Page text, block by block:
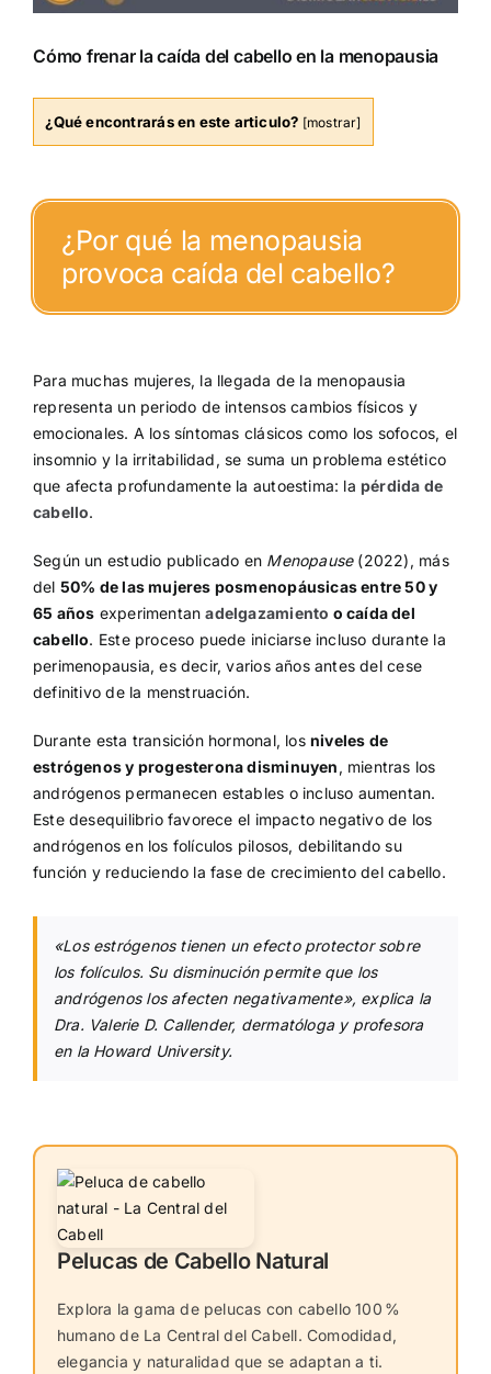
Cómo frenar la caída del cabello en la menopausia
¿Qué encontrarás en este articulo? [mostrar]
¿Por qué la menopausia
provoca caída del cabello?
Para muchas mujeres, la llegada de la menopausia
representa un periodo de intensos cambios físicos y
emocionales. A los síntomas clásicos como los sofocos, el
insomnio y la irritabilidad, se suma un problema estético
que afecta profundamente la autoestima: lapérdida de
cabello.
Según un estudio publicado en Menopause(2022), más
del 50% de las mujeres posmenopáusicas entre 50 y
65 años experimentanadelgazamiento o caída del
cabello. Este proceso puede iniciarse incluso durante la
perimenopausia, es decir, varios años antes del cese
definitivo de la menstruación.
Durante esta transición hormonal, los niveles de
estrógenos y progesterona disminuyen , mientras los
andrógenos permanecen estables o incluso aumentan.
Este desequilibrio favorece el impacto negativo de los
andrógenos en los folículos pilosos, debilitando su
función y reduciendo la fase de crecimiento del cabello.
«Los estrógenos tienen un efecto protector sobre
los folículos. Su disminución permite que los
andrógenos los afecten negativamente», explica la
Dra. Valerie D. Callender, dermatóloga y profesora
en la Howard University.
Pelucas de Cabello Natural
Explora la gama de pelucas con cabello 100 %
humano de La Central del Cabell. Comodidad,
elegancia y naturalidad que se adaptan a ti.